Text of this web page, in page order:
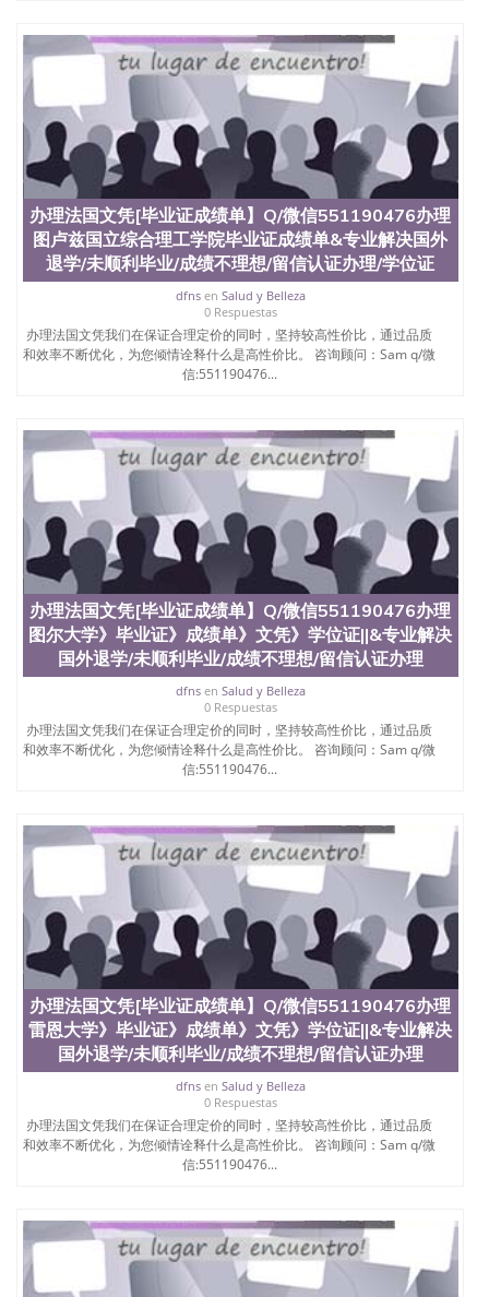
办理法国文凭[毕业证成绩单】Q/微信551190476办理
图卢兹国立综合理工学院毕业证成绩单&专业解决国外
退学/未顺利毕业/成绩不理想/留信认证办理/学位证
dfnsen Salud y Belleza
0 Respuestas
办理法国文凭我们在保证合理定价的同时，坚持较高性价比，通过品质
和效率不断优化，为您倾情诠释什么是高性价比。 咨询顾问：Sam q/微
信:551190476...
办理法国文凭[毕业证成绩单】Q/微信551190476办理
图尔大学》毕业证》成绩单》文凭》学位证||&专业解决
国外退学/未顺利毕业/成绩不理想/留信认证办理
dfnsen Salud y Belleza
0 Respuestas
办理法国文凭我们在保证合理定价的同时，坚持较高性价比，通过品质
和效率不断优化，为您倾情诠释什么是高性价比。 咨询顾问：Sam q/微
信:551190476...
办理法国文凭[毕业证成绩单】Q/微信551190476办理
雷恩大学》毕业证》成绩单》文凭》学位证||&专业解决
国外退学/未顺利毕业/成绩不理想/留信认证办理
dfnsen Salud y Belleza
0 Respuestas
办理法国文凭我们在保证合理定价的同时，坚持较高性价比，通过品质
和效率不断优化，为您倾情诠释什么是高性价比。 咨询顾问：Sam q/微
信:551190476...